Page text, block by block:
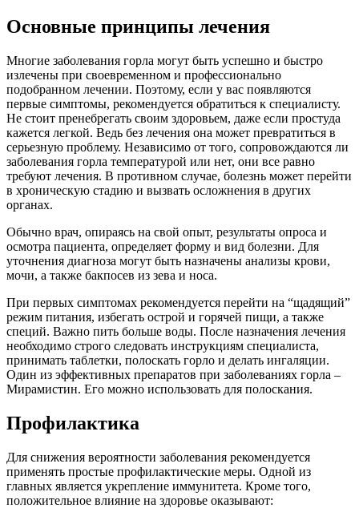
Основные принципы лечения
Многие заболевания горла могут быть успешно и быстро
излечены при своевременном и профессионально
подобранном лечении. Поэтому, если у вас появляются
первые симптомы, рекомендуется обратиться к специалисту.
Не стоит пренебрегать своим здоровьем, даже если простуда
кажется легкой. Ведь без лечения она может превратиться в
серьезную проблему. Независимо от того, сопровождаются ли
заболевания горла температурой или нет, они все равно
требуют лечения. В противном случае, болезнь может перейти
в хроническую стадию и вызвать осложнения в других
органах.
Обычно врач, опираясь на свой опыт, результаты опроса и
осмотра пациента, определяет форму и вид болезни. Для
уточнения диагноза могут быть назначены анализы крови,
мочи, а также бакпосев из зева и носа.
При первых симптомах рекомендуется перейти на “щадящий”
режим питания, избегать острой и горячей пищи, а также
специй. Важно пить больше воды. После назначения лечения
необходимо строго следовать инструкциям специалиста,
принимать таблетки, полоскать горло и делать ингаляции.
Один из эффективных препаратов при заболеваниях горла –
Мирамистин. Его можно использовать для полоскания.
Профилактика
Для снижения вероятности заболевания рекомендуется
применять простые профилактические меры. Одной из
главных является укрепление иммунитета. Кроме того,
положительное влияние на здоровье оказывают: